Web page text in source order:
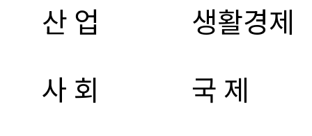
산 업
생활경제
사 회
국 제